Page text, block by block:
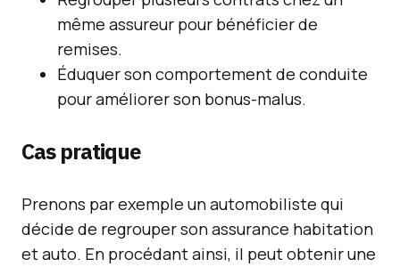
même assureur pour bénéficier de
remises.
Éduquer son comportement de conduite
pour améliorer son bonus-malus.
Cas pratique
Prenons par exemple un automobiliste qui
décide de regrouper son assurance habitation
et auto. En procédant ainsi, il peut obtenir une